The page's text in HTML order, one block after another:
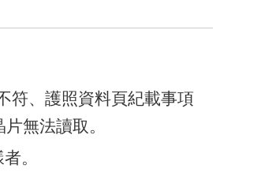
符、護照資料頁紀載事項
無法讀取。
。